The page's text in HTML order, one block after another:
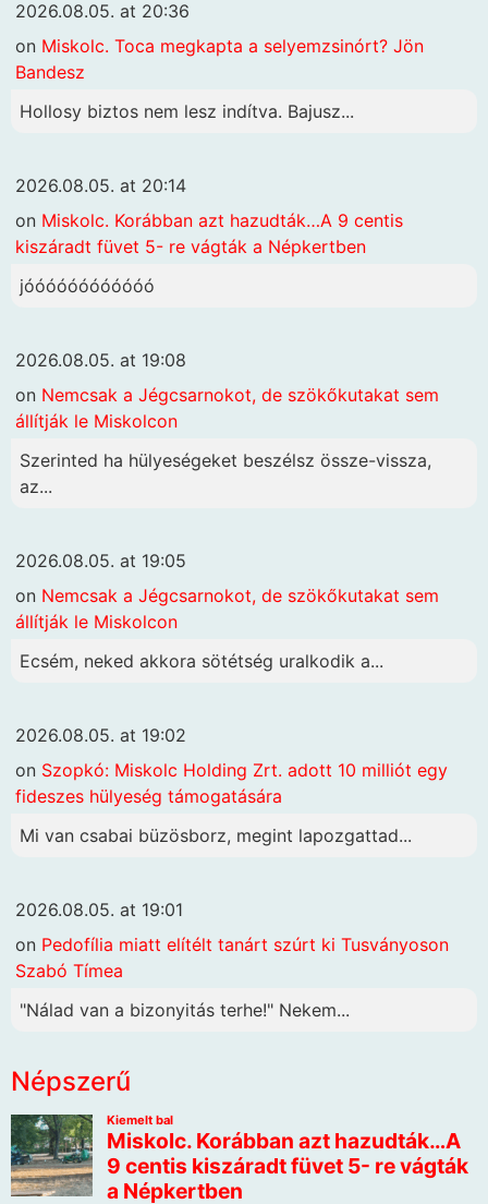
2026.08.05. at 20:36
on Miskolc. Toca megkapta a selyemzsinórt? Jön
Bandesz
Hollosy biztos nem lesz indítva. Bajusz...
2026.08.05. at 20:14
on Miskolc. Korábban azt hazudták…A 9 centis
kiszáradt füvet 5- re vágták a Népkertben
jóóóóóóóóóóóó
2026.08.05. at 19:08
on Nemcsak a Jégcsarnokot, de szökőkutakat sem
állítják le Miskolcon
Szerinted ha hülyeségeket beszélsz össze-vissza,
az...
2026.08.05. at 19:05
on Nemcsak a Jégcsarnokot, de szökőkutakat sem
állítják le Miskolcon
Ecsém, neked akkora sötétség uralkodik a...
2026.08.05. at 19:02
on Szopkó: Miskolc Holding Zrt. adott 10 milliót egy
fideszes hülyeség támogatására
Mi van csabai büzösborz, megint lapozgattad...
2026.08.05. at 19:01
on Pedofília miatt elítélt tanárt szúrt ki Tusványoson
Szabó Tímea
"Nálad van a bizonyitás terhe!" Nekem...
Népszerű